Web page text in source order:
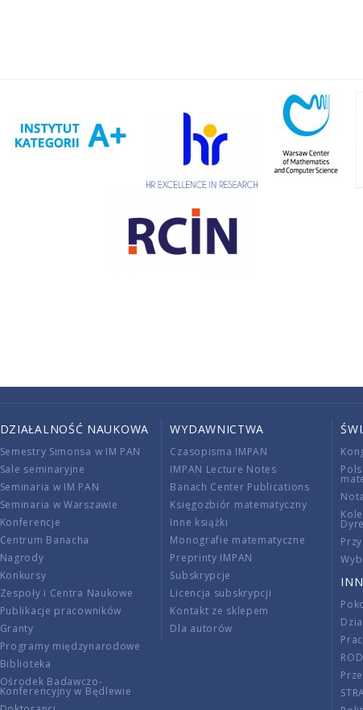
DZIAŁALNOŚĆ NAUKOWA
Semestry Simonsa w IM PAN
Sale seminaryjne
Seminaria w IM PAN
Seminaria w Warszawie
Konferencje
Centrum Banacha
Nagrody
Konkursy
Zespoły i Centra Naukowe
Publikacje pracowników
Granty
Programy międzynarodowe
Biblioteka
Ośrodek Badawczo-
Konferencyjny w Będlewie
WYDAWNICTWA
Czasopisma IMPAN
IMPAN Lecture Notes
Banach Center Publications
Księgozbiór matematyczny
Inne książki
Monografie matematyczne
Preprinty IMPAN
Subskrypcje
Licencja subskrypcji
Kontakt ze sklepem
Dla autorów